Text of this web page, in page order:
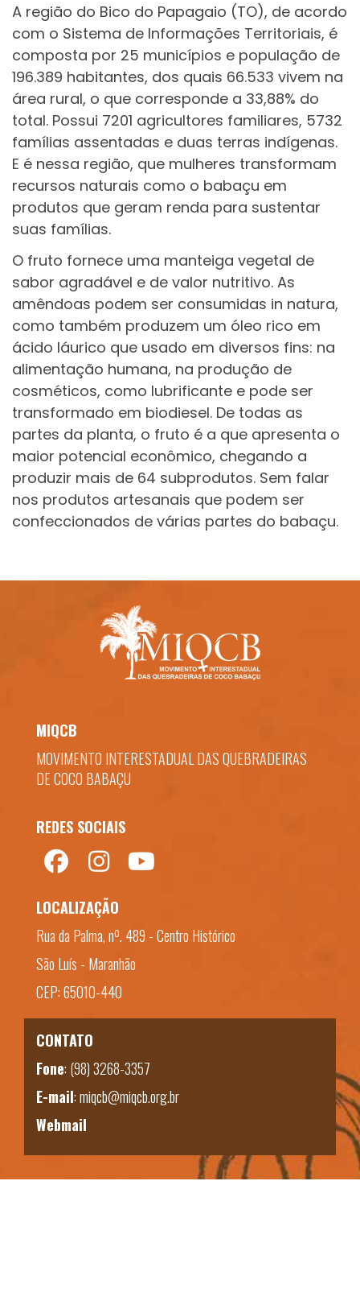
A região do Bico do Papagaio (TO), de acordo
com o Sistema de Informações Territoriais, é
composta por 25 municípios e população de
196.389 habitantes, dos quais 66.533 vivem na
área rural, o que corresponde a 33,88% do
total. Possui 7201 agricultores familiares, 5732
famílias assentadas e duas terras indígenas.
E é nessa região, que mulheres transformam
recursos naturais como o babaçu em
produtos que geram renda para sustentar
suas famílias.
O fruto fornece uma manteiga vegetal de
sabor agradável e de valor nutritivo. As
amêndoas podem ser consumidas in natura,
como também produzem um óleo rico em
ácido láurico que usado em diversos fins: na
alimentação humana, na produção de
cosméticos, como lubrificante e pode ser
transformado em biodiesel. De todas as
partes da planta, o fruto é a que apresenta o
maior potencial econômico, chegando a
produzir mais de 64 subprodutos. Sem falar
nos produtos artesanais que podem ser
confeccionados de várias partes do babaçu.
MIQCB
MOVIMENTO INTERESTADUAL DAS QUEBRADEIRAS
DE COCO BABAÇU
REDES SOCIAIS
LOCALIZAÇÃO
Rua da Palma, nº. 489 - Centro Histórico
São Luís - Maranhão
CEP: 65010-440
CONTATO
Fone: (98) 3268-3357
E-mail:miqcb@miqcb.org.br
Webmail